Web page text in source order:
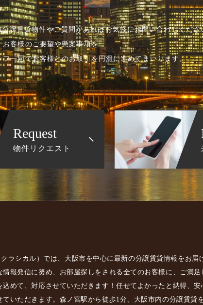
譲賃貸物件やご質問があればお気軽にお問い合わせくださ
客様のご要望や懸案事項を
フ一同でお客様とのお取引を円滑に進めてまいります。
Request
物件リクエスト
ラシカル）では、大阪市を中心に最新の分譲賃貸情報をお届
情報発信に努め、お部屋探しをされる全てのお客様に、ご満足
込めて、対応させていただきます！任せてよかったと納得、
ていただきます。森ノ宮駅から徒歩1分、大阪市内の分譲賃貸